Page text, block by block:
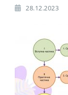
28.12.2023